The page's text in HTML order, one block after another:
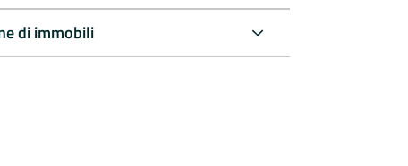
di immobili